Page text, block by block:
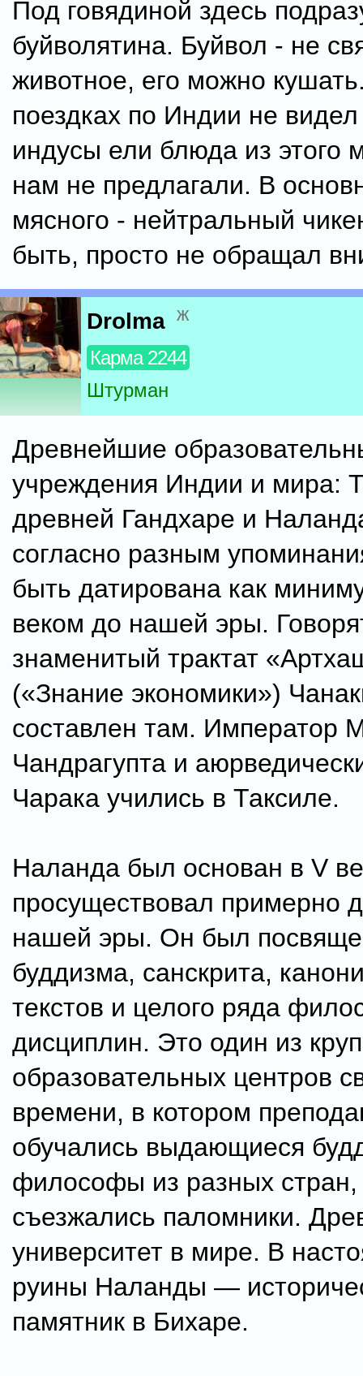
Под говядиной здесь
буйволятина. Буйвол - не
животное, его можно
поездках по Индии не
индусы ели блюда из этого
нам не предлагали. В
мясного - нейтральный
быть, просто не обращал
Drolma ж
Карма 2244
Штурман
Древнейшие
учреждения Индии и мира:
древней Гандхаре и
согласно разным
быть датирована как
веком до нашей эры.
знаменитый трактат
(«Знание экономики»)
составлен там. Император
Чандрагупта и
Чарака учились в Таксиле.
Наланда был основан в V
просуществовал примерно
нашей эры. Он был
буддизма, санскрита,
текстов и целого ряда
дисциплин. Это один из
образовательных центров
времени, в котором
обучались выдающиеся
философы из разных стран,
съезжались паломники.
университет в мире. В
руины Наланды —
памятник в Бихаре.